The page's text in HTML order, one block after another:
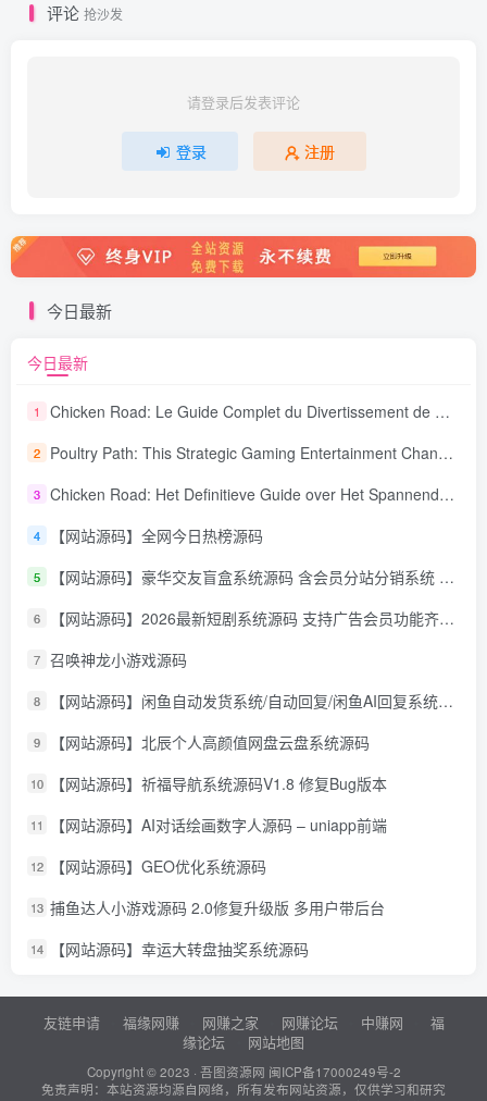
评论 抢沙发
请登录后发表评论
登录 注册
今日最新
今日最新
1 Chicken Road: Le Guide Complet du Divertissement de Maison de Jeu Stratégique
2 Poultry Path: This Strategic Gaming Entertainment Changing Sequence Forecasting
3 Chicken Road: Het Definitieve Guide over Het Spannende Gokspel
4 【网站源码】全网今日热榜源码
5 【网站源码】豪华交友盲盒系统源码 含会员分站分销系统 可易支付
6 【网站源码】2026最新短剧系统源码 支持广告会员功能齐全短剧源码
7 召唤神龙小游戏源码
8 【网站源码】闲鱼自动发货系统/自动回复/闲鱼AI回复系统源码
9 【网站源码】北辰个人高颜值网盘云盘系统源码
10 【网站源码】祈福导航系统源码V1.8 修复Bug版本
11 【网站源码】AI对话绘画数字人源码 – uniapp前端
12 【网站源码】GEO优化系统源码
13 捕鱼达人小游戏源码 2.0修复升级版 多用户带后台
14 【网站源码】幸运大转盘抽奖系统源码
友链申请 福缘网赚 网赚之家 网赚论坛 中赚网
福
缘论坛
网站地图
Copyright © 2023 · 吾图资源网 闽ICP备17000249号-2
免责声明：本站资源均源自网络，所有发布网站资源，仅供学习和研究